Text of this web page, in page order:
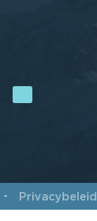
Privacybeleid